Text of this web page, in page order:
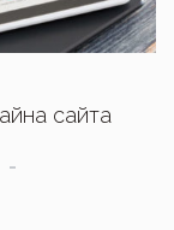
сайта